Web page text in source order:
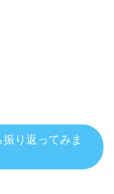
り返ってみま